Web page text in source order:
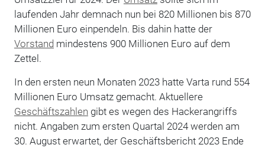
laufenden Jahr demnach nun bei 820 Millionen bis 870
Millionen Euro einpendeln. Bis dahin hatte der
Vorstand mindestens 900 Millionen Euro auf dem
Zettel.
In den ersten neun Monaten 2023 hatte Varta rund 554
Millionen Euro Umsatz gemacht. Aktuellere
Geschäftszahlen gibt es wegen des Hackerangriffs
nicht. Angaben zum ersten Quartal 2024 werden am
30. August erwartet, der Geschäftsbericht 2023 Ende